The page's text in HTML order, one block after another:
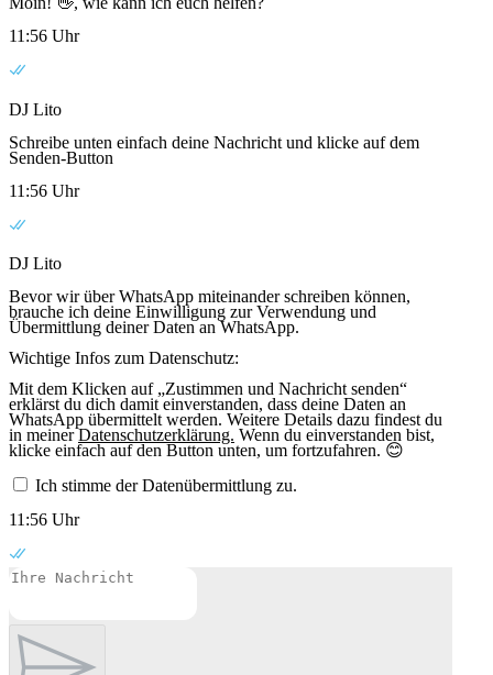
11:56 Uhr
DJ Lito
Schreibe unten einfach deine Nachricht und klicke auf dem
Senden-Button
11:56 Uhr
DJ Lito
Bevor wir über WhatsApp miteinander schreiben können,
brauche ich deine Einwilligung zur Verwendung und
Übermittlung deiner Daten an WhatsApp.
Wichtige Infos zum Datenschutz:
Mit dem Klicken auf „Zustimmen und Nachricht senden“
erklärst du dich damit einverstanden, dass deine Daten an
WhatsApp übermittelt werden. Weitere Details dazu findest du
in meinerDatenschutzerklärung. Wenn du einverstanden bist,
klicke einfach auf den Button unten, um fortzufahren. 😊
Ich stimme der Datenübermittlung zu.
11:56 Uhr